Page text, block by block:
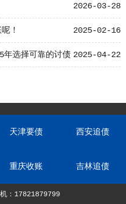
2026-03-28
2025-02-16
！
2025-04-22
年选择可靠的讨债
天津要债 西安追债
重庆收账 吉林追债
：17821879799